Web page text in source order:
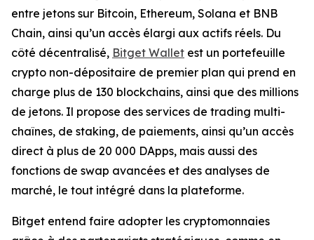
entre jetons sur Bitcoin, Ethereum, Solana et BNB
Chain, ainsi qu’un accès élargi aux actifs réels. Du
côté décentralisé, Bitget Wallet est un portefeuille
crypto non-dépositaire de premier plan qui prend en
charge plus de 130 blockchains, ainsi que des millions
de jetons. Il propose des services de trading multi-
chaînes, de staking, de paiements, ainsi qu’un accès
direct à plus de 20 000 DApps, mais aussi des
fonctions de swap avancées et des analyses de
marché, le tout intégré dans la plateforme.
Bitget entend faire adopter les cryptomonnaies